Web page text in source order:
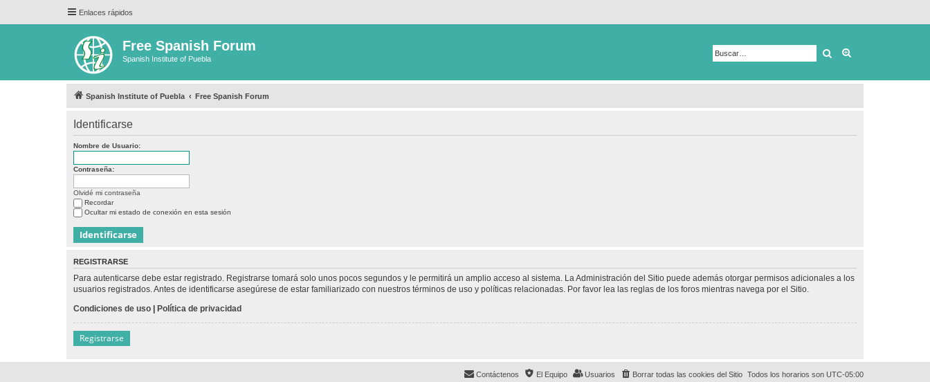
Enlaces rápidos
Free Spanish Forum
Spanish Institute of Puebla Buscar
Spanish Institute of Puebla Free Spanish Forum
Identificarse
Nombre de Usuario:
Contraseña:
Olvidé mi contraseña
Recordar
Ocultar mi estado de conexión en esta sesión
REGISTRARSE
Para autenticarse debe estar registrado. Registrarse tomará solo unos pocos segundos y le permitirá un amplio acceso al sistema. La Administración del Sitio puede además otorgar permisos adicionales a los
usuarios registrados. Antes de identificarse asegúrese de estar familiarizado con nuestros términos de uso y políticas relacionadas. Por favor lea las reglas de los foros mientras navega por el Sitio.
Condiciones de uso | Política de privacidad
Registrarse
Todos los horarios son UTC-05:00
Borrar todas las cookies del Sitio
Usuarios
El Equipo
Contáctenos